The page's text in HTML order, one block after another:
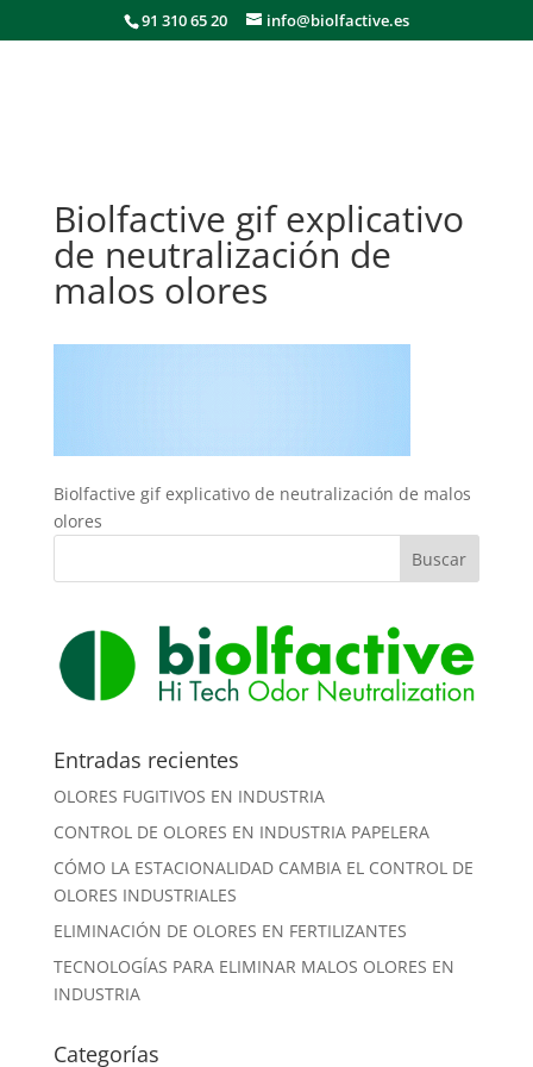
91 310 65 20 info@biolfactive.es
Biolfactive gif explicativo
de neutralización de
malos olores
Biolfactive gif explicativo de neutralización de malos
olores
Entradas recientes
OLORES FUGITIVOS EN INDUSTRIA
CONTROL DE OLORES EN INDUSTRIA PAPELERA
CÓMO LA ESTACIONALIDAD CAMBIA EL CONTROL DE
OLORES INDUSTRIALES
ELIMINACIÓN DE OLORES EN FERTILIZANTES
TECNOLOGÍAS PARA ELIMINAR MALOS OLORES EN
INDUSTRIA
Categorías